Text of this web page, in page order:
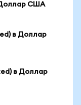
Доллар США
в Доллар
в Доллар